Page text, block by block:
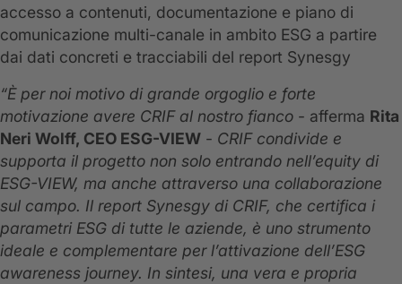
accesso a contenuti, documentazione e piano di
comunicazione multi-canale in ambito ESG a partire
dai dati concreti e tracciabili del report Synesgy
“È per noi motivo di grande orgoglio e forte
motivazione avere CRIF al nostro fianco - afferma Rita
Neri Wolff, CEO ESG-VIEW - CRIF condivide e
supporta il progetto non solo entrando nell’equity di
ESG-VIEW, ma anche attraverso una collaborazione
sul campo. Il report Synesgy di CRIF, che certifica i
parametri ESG di tutte le aziende, è uno strumento
ideale e complementare per l’attivazione dell’ESG
awareness journey. In sintesi, una vera e propria